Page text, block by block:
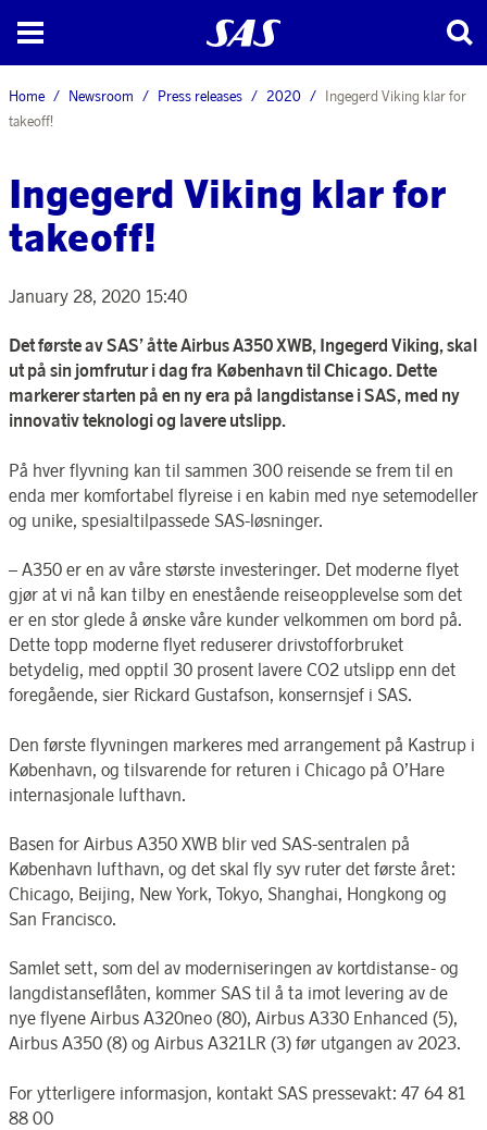
Home Newsroom Press releases 2020
Ingegerd Viking klar for
takeoff!
Ingegerd Viking klar for
takeoff!
January 28, 2020 15:40
Det første av SAS’ åtte Airbus A350 XWB, Ingegerd Viking, skal
ut på sin jomfrutur i dag fra København til Chicago. Dette
markerer starten på en ny era på langdistanse i SAS, med ny
innovativ teknologi og lavere utslipp.
På hver flyvning kan til sammen 300 reisende se frem til en
enda mer komfortabel flyreise i en kabin med nye setemodeller
og unike, spesialtilpassede SAS-løsninger.
– A350 er en av våre største investeringer. Det moderne flyet
gjør at vi nå kan tilby en enestående reiseopplevelse som det
er en stor glede å ønske våre kunder velkommen om bord på.
Dette topp moderne flyet reduserer drivstofforbruket
betydelig, med opptil 30 prosent lavere CO2 utslipp enn det
foregående, sier Rickard Gustafson, konsernsjef i SAS.
Den første flyvningen markeres med arrangement på Kastrup i
København, og tilsvarende for returen i Chicago på O’Hare
internasjonale lufthavn.
Basen for Airbus A350 XWB blir ved SAS-sentralen på
København lufthavn, og det skal fly syv ruter det første året:
Chicago, Beijing, New York, Tokyo, Shanghai, Hongkong og
San Francisco.
Samlet sett, som del av moderniseringen av kortdistanse- og
langdistanseflåten, kommer SAS til å ta imot levering av de
nye flyene Airbus A320neo (80), Airbus A330 Enhanced (5),
Airbus A350 (8) og Airbus A321LR (3) før utgangen av 2023.
For ytterligere informasjon, kontakt SAS pressevakt: 47 64 81
88 00